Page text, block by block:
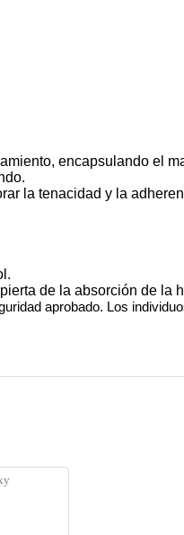
encapsulando el
la tenacidad y la
de la absorción de la
aprobado. Los